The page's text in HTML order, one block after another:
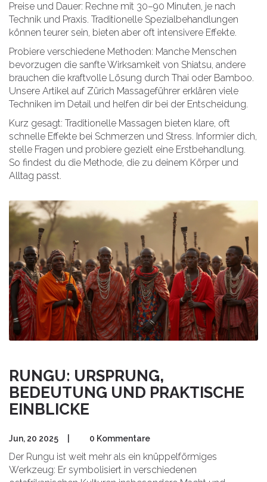
Preise und Dauer: Rechne mit 30–90 Minuten, je nach
Technik und Praxis. Traditionelle Spezialbehandlungen
können teurer sein, bieten aber oft intensivere Effekte.
Probiere verschiedene Methoden: Manche Menschen
bevorzugen die sanfte Wirksamkeit von Shiatsu, andere
brauchen die kraftvolle Lösung durch Thai oder Bamboo.
Unsere Artikel auf Zürich Massageführer erklären viele
Techniken im Detail und helfen dir bei der Entscheidung.
Kurz gesagt: Traditionelle Massagen bieten klare, oft
schnelle Effekte bei Schmerzen und Stress. Informier dich,
stelle Fragen und probiere gezielt eine Erstbehandlung.
So findest du die Methode, die zu deinem Körper und
Alltag passt.
RUNGU: URSPRUNG,
BEDEUTUNG UND PRAKTISCHE
EINBLICKE
Jun, 20 2025 0 Kommentare
Der Rungu ist weit mehr als ein knüppelförmiges
Werkzeug: Er symbolisiert in verschiedenen